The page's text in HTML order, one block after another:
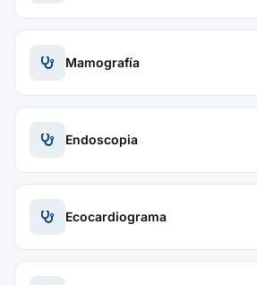
Mamografía
Endoscopia
Ecocardiograma